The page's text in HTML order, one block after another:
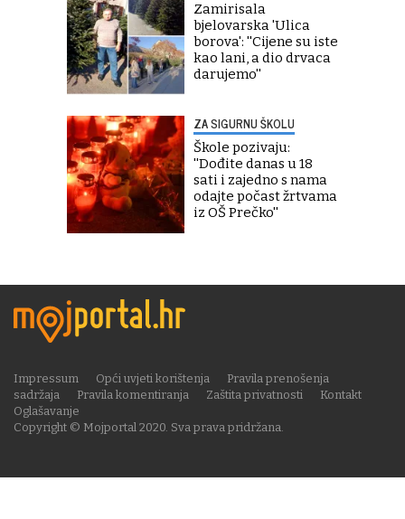
Zamirisala
bjelovarska 'Ulica
borova': ''Cijene su iste
kao lani, a dio drvaca
darujemo''
ZA SIGURNU ŠKOLU
Škole pozivaju:
''Dođite danas u 18
sati i zajedno s nama
odajte počast žrtvama
iz OŠ Prečko''
Copyright © Mojportal 2020. Sva prava pridržana.
Impressum Opći uvjeti korištenja
Pravila prenošenja
sadržaja
Pravila komentiranja Zaštita privatnosti
Kontakt
Oglašavanje